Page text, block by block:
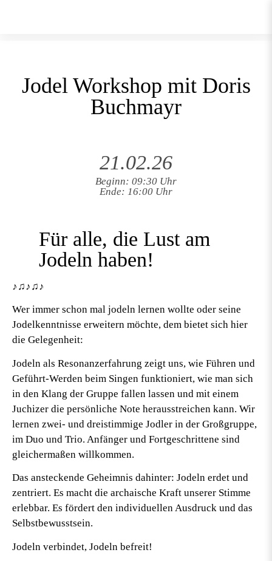
Jodel Workshop mit Doris
Buchmayr
21.02.26
Beginn: 09:30 Uhr
Ende: 16:00 Uhr
Für alle, die Lust am
Jodeln haben!
♪♫♪♫♪
Wer immer schon mal jodeln lernen wollte oder seine
Jodelkenntnisse erweitern möchte, dem bietet sich hier
die Gelegenheit:
Jodeln als Resonanzerfahrung zeigt uns, wie Führen und
Geführt-Werden beim Singen funktioniert, wie man sich
in den Klang der Gruppe fallen lassen und mit einem
Juchizer die persönliche Note herausstreichen kann. Wir
lernen zwei- und dreistimmige Jodler in der Großgruppe,
im Duo und Trio. Anfänger und Fortgeschrittene sind
gleichermaßen willkommen.
Das ansteckende Geheimnis dahinter: Jodeln erdet und
zentriert. Es macht die archaische Kraft unserer Stimme
erlebbar. Es fördert den individuellen Ausdruck und das
Selbstbewusstsein.
Jodeln verbindet, Jodeln befreit!